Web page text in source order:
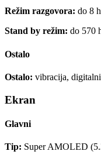
Režim razgovora: do 8
Stand by režim: do 570
Ostalo
Ostalo: vibracija,
Ekran
Glavni
Tip: Super AMOLED